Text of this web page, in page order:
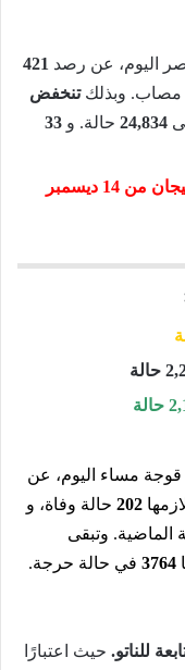
اليوم، عن رصد 421
مصاب. وبذلكتنخفض
24,834 حالة. و 33
أعلن الحجر الصحي المشدد في أذربيجان من 14 ديسمبر
قوجة مساء اليوم، عن
202 حالة وفاة، و
3764 في حالة حرجة.
للناتو. حيث اعتبارًا